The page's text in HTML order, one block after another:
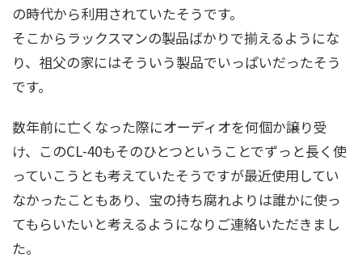
の時代から利用されていたそうです。
そこからラックスマンの製品ばかりで揃えるようにな
り、祖父の家にはそういう製品でいっぱいだったそう
です。
数年前に亡くなった際にオーディオを何個か譲り受
け、このCL-40もそのひとつということでずっと長く使
っていこうとも考えていたそうですが最近使用してい
なかったこともあり、宝の持ち腐れよりは誰かに使っ
てもらいたいと考えるようになりご連絡いただきまし
た。